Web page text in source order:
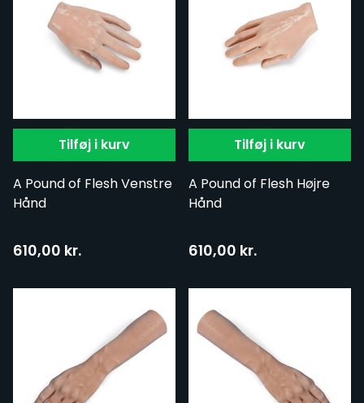
Tilføj i kurv
A Pound of Flesh Venstre
Hånd
610,00 kr.
Tilføj i kurv
A Pound of Flesh Højre
Hånd
610,00 kr.